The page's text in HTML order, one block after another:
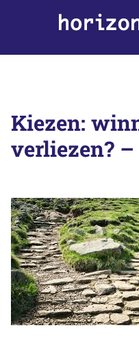
Kiezen:
verliezen?